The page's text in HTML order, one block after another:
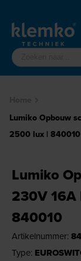
Lumiko Opbouw
2500 lux | 840010
Lumiko
230V
840010
Artikelnummer:
Type: